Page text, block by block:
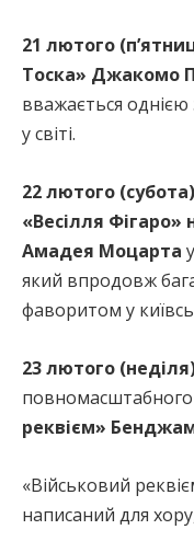
21 лютого
Тоска» Джакомо
вважається
у світі.
22 лютого
«Весілля
Амадея Моцарта
який впродовж
фаворитом у
23 лютого
реквієм»
«Військовий
написаний для